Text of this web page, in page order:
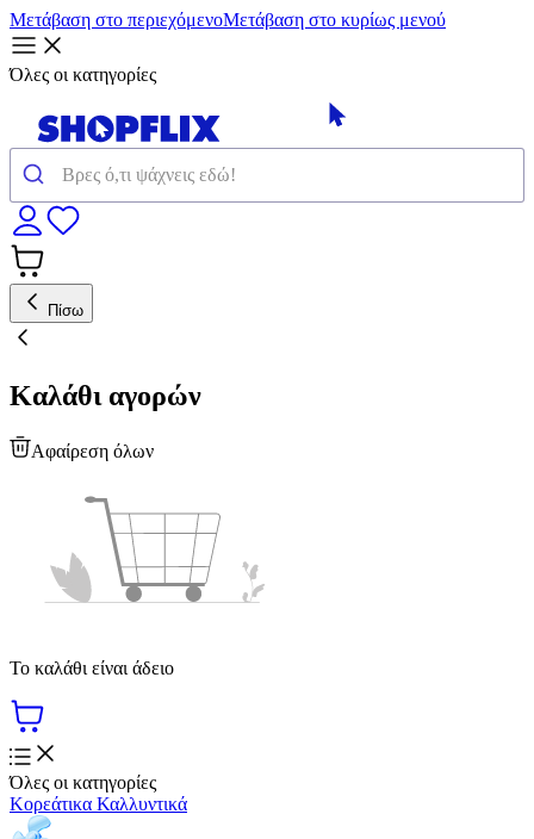
Μετάβαση στο περιεχόμενοΜετάβαση στο κυρίως μενού
Όλες οι κατηγορίες
Πίσω
Καλάθι αγορών
Αφαίρεση όλων
Το καλάθι είναι άδειο
Όλες οι κατηγορίες
Κορεάτικα Καλλυντικά